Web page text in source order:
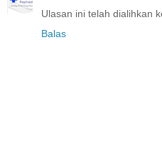
Ulasan ini telah dialihkan
Balas